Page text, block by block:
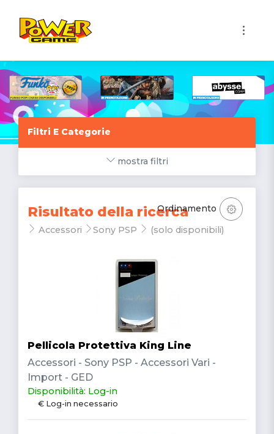
Filtri E Categorie
mostra filtri
Risultato della ricerca
Accessori Sony PSP (solo disponibili)
Ordinamento
Pellicola Protettiva King Line
Accessori - Sony PSP - Accessori Vari -
Import - GED
Disponibilità: Log-in
€ Log-in necessario